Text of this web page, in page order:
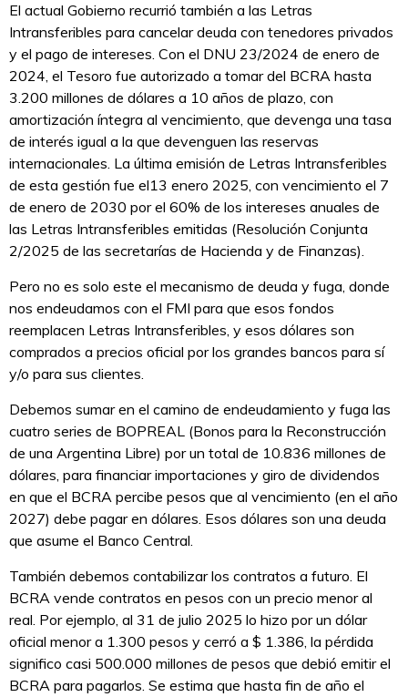
El actual Gobierno recurrió también a las Letras
Intransferibles para cancelar deuda con tenedores privados
y el pago de intereses. Con el DNU 23/2024 de enero de
2024, el Tesoro fue autorizado a tomar del BCRA hasta
3.200 millones de dólares a 10 años de plazo, con
amortización íntegra al vencimiento, que devenga una tasa
de interés igual a la que devenguen las reservas
internacionales. La última emisión de Letras Intransferibles
de esta gestión fue el13 enero 2025, con vencimiento el 7
de enero de 2030 por el 60% de los intereses anuales de
las Letras Intransferibles emitidas (Resolución Conjunta
2/2025 de las secretarías de Hacienda y de Finanzas).
Pero no es solo este el mecanismo de deuda y fuga, donde
nos endeudamos con el FMI para que esos fondos
reemplacen Letras Intransferibles, y esos dólares son
comprados a precios oficial por los grandes bancos para sí
y/o para sus clientes.
Debemos sumar en el camino de endeudamiento y fuga las
cuatro series de BOPREAL (Bonos para la Reconstrucción
de una Argentina Libre) por un total de 10.836 millones de
dólares, para financiar importaciones y giro de dividendos
en que el BCRA percibe pesos que al vencimiento (en el año
2027) debe pagar en dólares. Esos dólares son una deuda
que asume el Banco Central.
También debemos contabilizar los contratos a futuro. El
BCRA vende contratos en pesos con un precio menor al
real. Por ejemplo, al 31 de julio 2025 lo hizo por un dólar
oficial menor a 1.300 pesos y cerró a $ 1.386, la pérdida
significo casi 500.000 millones de pesos que debió emitir el
BCRA para pagarlos. Se estima que hasta fin de año el